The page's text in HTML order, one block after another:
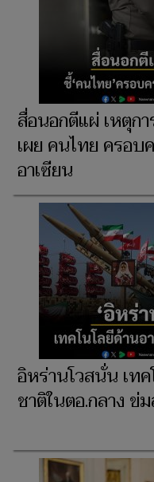
สื่อนอกตีแผ่ เหตุก
เผย คนไทย ครอบ
อาเซียน
อิหร่านโวสนั่น เท
ชาติในตอ.กลาง ข่